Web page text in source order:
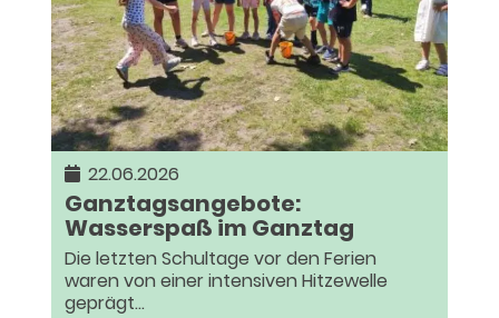
22.06.2026
Ganztagsangebote:
Wasserspaß im Ganztag
Die letzten Schultage vor den Ferien
waren von einer intensiven Hitzewelle
geprägt...